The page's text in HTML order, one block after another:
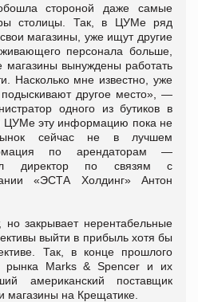
стороной даже самые
столицы. Так, в ЦУМе ряд
магазины, уже ищут другие
персонала больше,
магазины вынуждены работать
Насколько мне известно, уже
другое место», —
одного из бутиков в
эту информацию пока не
сейчас не в лучшем
по арендаторам —
директор по связям с
«ЭСТА Холдинг» Антон
но закрывает нерентабельные
выйти в прибыль хотя бы
Так, в конце прошлого
рынка Marks & Spencer и их
американский поставщик
магазины на Крещатике.